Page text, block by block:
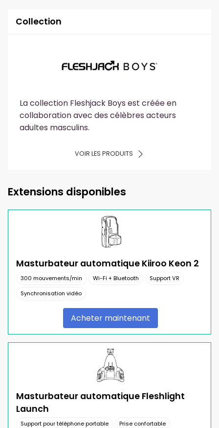
Collection
La collection Fleshjack Boys est créée en
collaboration avec des célèbres acteurs
adultes masculins.
VOIR LES PRODUITS
Extensions disponibles
Masturbateur automatique Kiiroo Keon 2
300 mouvements/min Wi-Fi + Bluetooth
Support VR
Synchronisation vidéo
Acheter maintenant
Masturbateur automatique Fleshlight
Launch
Support pour téléphone portable Prise confortable